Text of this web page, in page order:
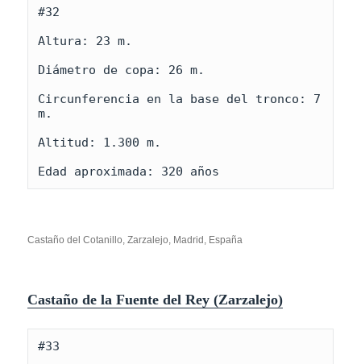
#32
Altura: 23 m.
Diámetro de copa: 26 m.
Circunferencia en la base del tronco: 7
m.
Altitud: 1.300 m.
Edad aproximada: 320 años
Castaño del Cotanillo, Zarzalejo, Madrid, España
Castaño de la Fuente del Rey (Zarzalejo)
#33